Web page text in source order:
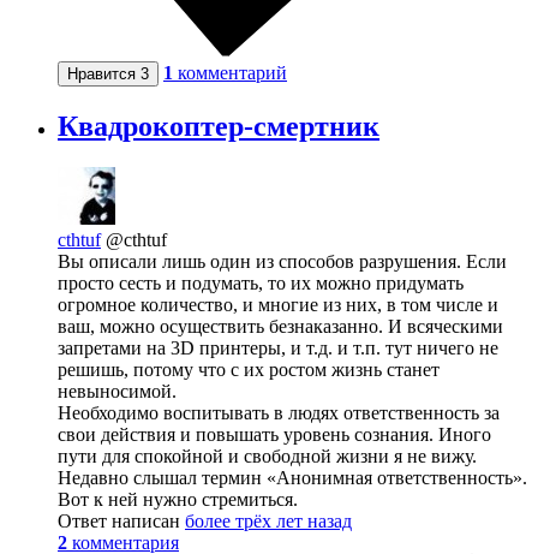
Нравится 3 1 комментарий
Квадрокоптер-смертник
cthtuf @cthtuf
Вы описали лишь один из способов разрушения. Если
просто сесть и подумать, то их можно придумать
огромное количество, и многие из них, в том числе и
ваш, можно осуществить безнаказанно. И всяческими
запретами на 3D принтеры, и т.д. и т.п. тут ничего не
решишь, потому что с их ростом жизнь станет
невыносимой.
Необходимо воспитывать в людях ответственность за
свои действия и повышать уровень сознания. Иного
пути для спокойной и свободной жизни я не вижу.
Недавно слышал термин «Анонимная ответственность».
Вот к ней нужно стремиться.
Ответ написан более трёх лет назад
2 комментария